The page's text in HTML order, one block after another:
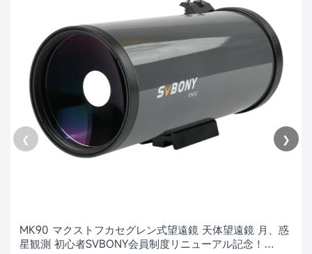
❮
MK90 マクストフカセグレン式望遠鏡 天体望遠鏡 月、惑
星観測 初心者SVBONY会員制度リニューアル記念！
❯